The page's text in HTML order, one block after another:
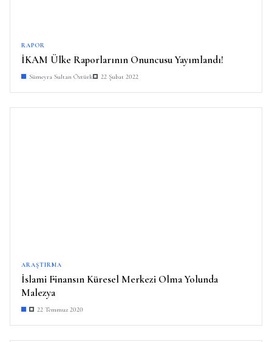
RAPOR
İKAM Ülke Raporlarının Onuncusu Yayımlandı!
Sümeyra Sultan Öztürk 22 Şubat 2022
ARAŞTIRMA
İslami Finansın Küresel Merkezi Olma Yolunda
Malezya
22 Temmuz 2020